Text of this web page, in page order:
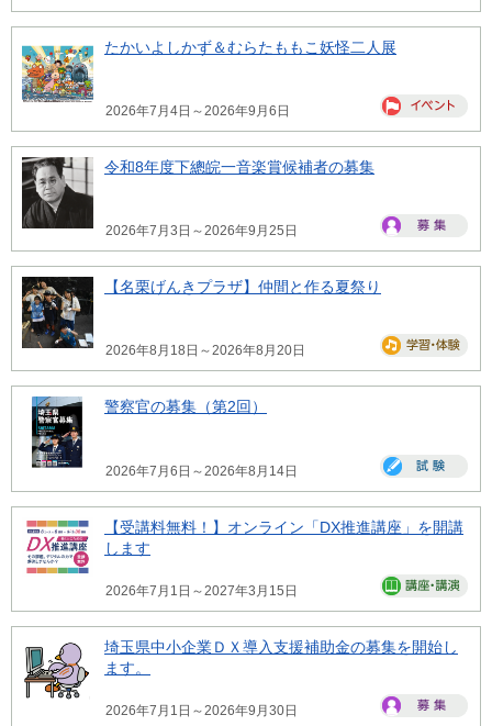
たかいよしかず＆むらたももこ妖怪二人展
2026年7月4日～2026年9月6日
令和8年度下總皖一音楽賞候補者の募集
2026年7月3日～2026年9月25日
【名栗げんきプラザ】仲間と作る夏祭り
2026年8月18日～2026年8月20日
警察官の募集（第2回）
2026年7月6日～2026年8月14日
【受講料無料！】オンライン「DX推進講座」を開講
します
2026年7月1日～2027年3月15日
埼玉県中小企業ＤＸ導入支援補助金の募集を開始し
ます。
2026年7月1日～2026年9月30日